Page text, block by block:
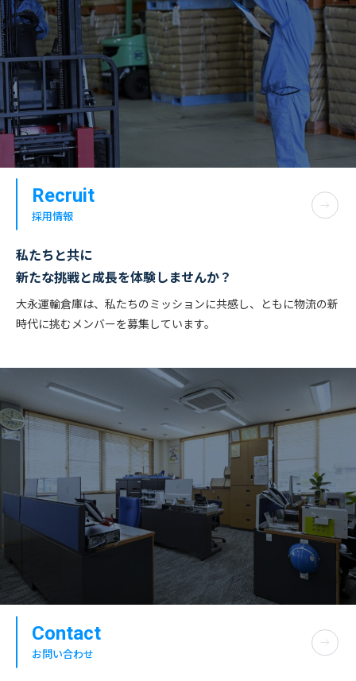
Recruit
採用情報
私たちと共に
新たな挑戦と成長を体験しませんか？
大永運輸倉庫は、私たちのミッションに共感し、ともに物流の新
時代に挑むメンバーを募集しています。
Contact
お問い合わせ